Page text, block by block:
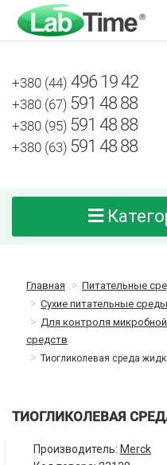
+380 (44) 496 19 42
+380 (67) 591 48 88
+380 (95) 591 48 88
+380 (63) 591 48 88
Главная
Питательные
Сухие питательные среды
Для контроля
средств
Тиогликолевая среда
ТИОГЛИКОЛЕВАЯ
Производитель: Merck